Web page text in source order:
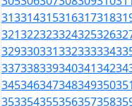
313314315316317318
321322323324325326
329330331332333334
337338339340341342
345346347348349350351
353354355356357358